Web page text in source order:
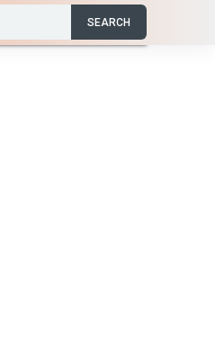
SEARCH